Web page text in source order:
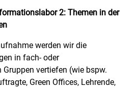
2: Themen in der
werden wir die
in fach- oder
vertiefen (wie bspw.
Green Offices, Lehrende,